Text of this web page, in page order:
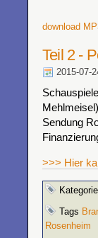
download
Teil 2 -
2015-07-
Sendung
>>> Hier
Tags
Rosenheim